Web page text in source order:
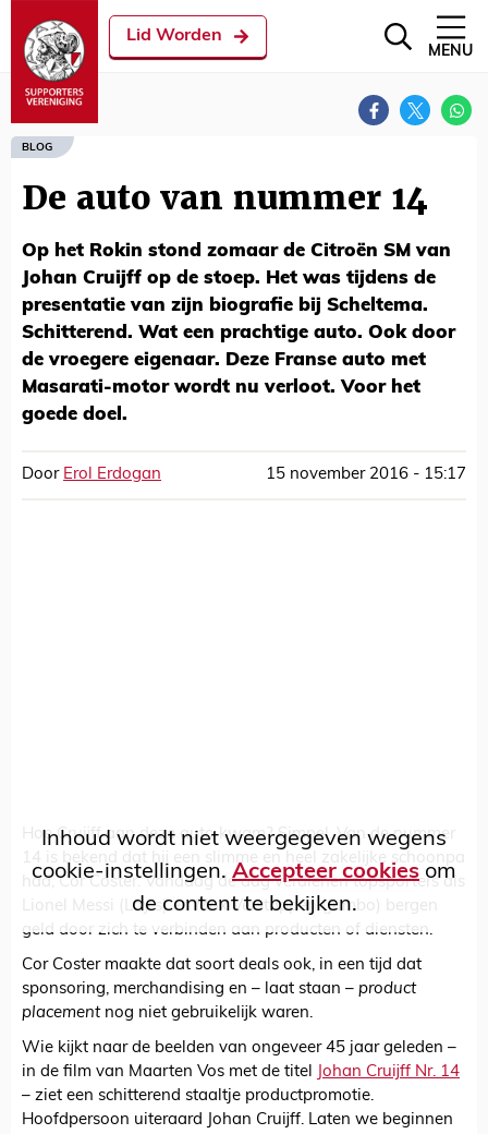
Lid Worden
MENU
BLOG
De auto van nummer 14
Op het Rokin stond zomaar de Citroën SM van
Johan Cruijff op de stoep. Het was tijdens de
presentatie van zijn biografie bij Scheltema.
Schitterend. Wat een prachtige auto. Ook door
de vroegere eigenaar. Deze Franse auto met
Masarati-motor wordt nu verloot. Voor het
goede doel.
Door Erol Erdogan 15 november 2016 - 15:17
Inhoud wordt niet weergegeven wegens
cookie-instellingen. Accepteer cookies om
de content te bekijken.
Hoe Cruijff aan deze auto kwam? Simpel. Van de nummer
14 is bekend dat hij een slimme en heel zakelijke schoonpa
had, Cor Coster. Vandaag de dag verdienen topsporters als
Lionel Messi (Lay's) en Max Verstappen (Jumbo) bergen
geld door zich te verbinden aan producten of diensten.
Cor Coster maakte dat soort deals ook, in een tijd dat
sponsoring, merchandising en – laat staan – product
placementnog niet gebruikelijk waren.
Wie kijkt naar de beelden van ongeveer 45 jaar geleden –
in de film van Maarten Vos met de titel
Johan Cruijff Nr. 14
– ziet een schitterend staaltje productpromotie.
Hoofdpersoon uiteraard Johan Cruijff. Laten we beginnen